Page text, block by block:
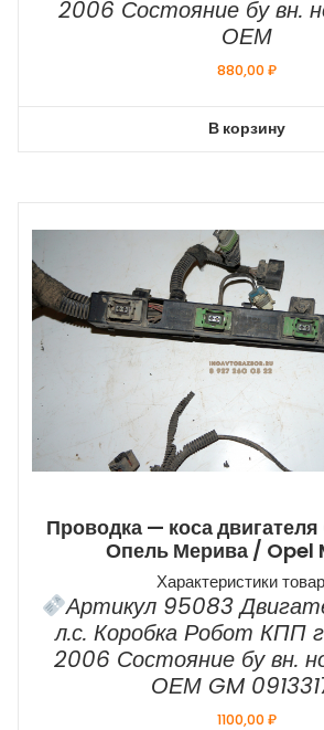
2006 Состояние бу вн.
ОЕМ
880,00₽
В корзину
Проводка — коса двигателя
Опель Мерива / Opel
Характеристики
Артикул 95083
л.с. Коробка Робот КПП
2006 Состояние бу вн.
ОЕМ GM
1100,00₽